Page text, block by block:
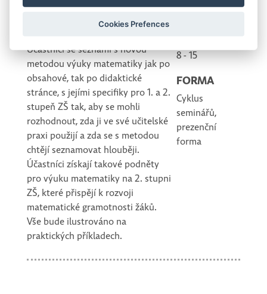
Účastníci se seznámí s novou
metodou výuky matematiky jak po
obsahové, tak po didaktické
stránce, s jejími specifiky pro 1. a 2.
stupeň ZŠ tak, aby se mohli
rozhodnout, zda ji ve své učitelské
praxi použijí a zda se s metodou
chtějí seznamovat hlouběji.
Účastníci získají takové podněty
pro výuku matematiky na 2. stupni
ZŠ, které přispějí k rozvoji
matematické gramotnosti žáků.
Vše bude ilustrováno na
praktických příkladech.
8 - 15
FORMA
Cyklus
seminářů,
prezenční
forma
Cookies Prefences